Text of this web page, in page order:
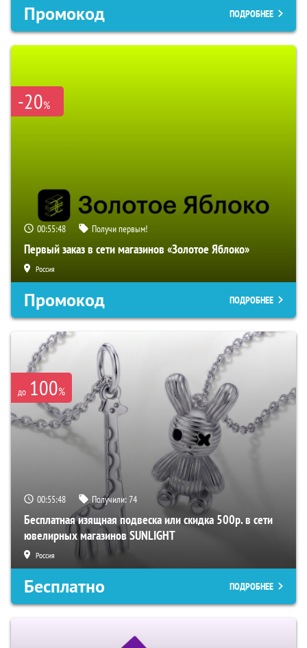
Промокод ПОДРОБНЕЕ
-20%
00:55:47 Получи первым!
Первый заказ в сети магазинов «Золотое Яблоко»
Россия
Промокод ПОДРОБНЕЕ
до 100%
00:55:47 Получили:74
Бесплатная изящная подвеска или скидка 500р. в сети
ювелирных магазинов SUNLIGHT
Россия
Бесплатно ПОДРОБНЕЕ